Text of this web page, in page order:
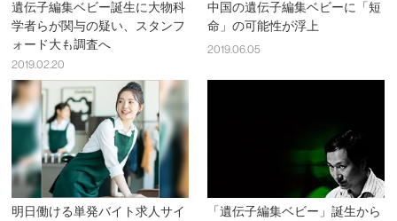
遺伝子編集ベビー誕生に大物科
学者らが関与の疑い、スタンフ
ォード大も調査へ
2019.02.20
中国の遺伝子編集ベビーに「短
命」の可能性が浮上
2019.06.05
明日働ける単発バイト求人サイ
「遺伝子編集ベビー」誕生から